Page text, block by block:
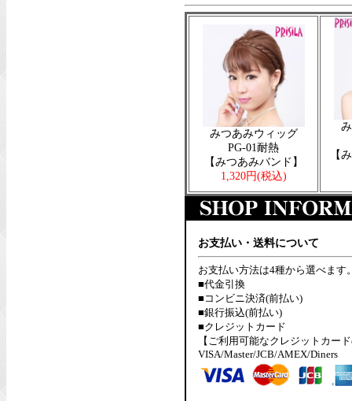
みつあみウィッグ
PG-01耐熱
【みつあみバンド】
1,320円(税込)
【
お支払い・送料について
お支払い方法は4種から選べます
■代金引換
■コンビニ決済(前払い)
■銀行振込(前払い)
■クレジットカード
【ご利用可能なクレジットカー
VISA/Master/JCB/AMEX/Diners